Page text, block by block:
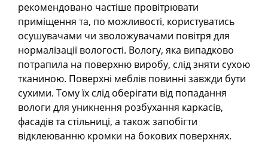
рекомендовано частіше провітрювати
приміщення та, по можливості, користуватись
осушувачами чи зволожувачами повітря для
нормалізації вологості. Вологу, яка випадково
потрапила на поверхню виробу, слід зняти сухою
тканиною. Поверхні меблів повинні завжди бути
сухими. Тому їх слід оберігати від попадання
вологи для уникнення розбухання каркасів,
фасадів та стільниці, а також запобігти
відклеюванню кромки на бокових поверхнях.